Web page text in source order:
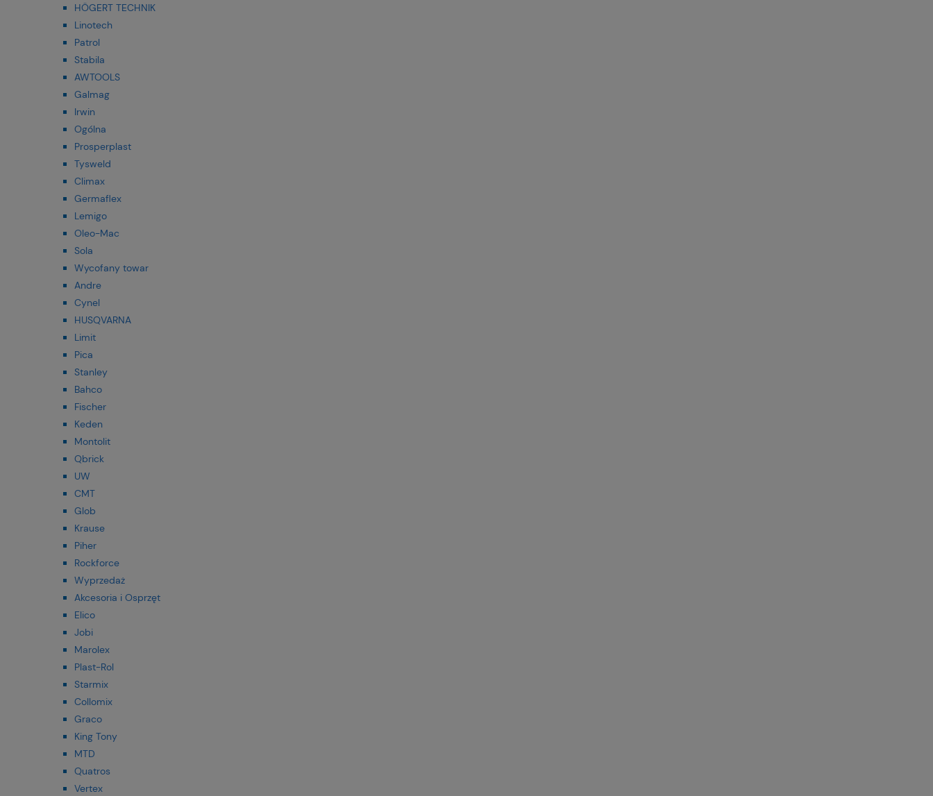
HÖGERT TECHNIK
Linotech
Patrol
Stabila
AWTOOLS
Galmag
Irwin
Ogólna
Prosperplast
Tysweld
Climax
Germaflex
Lemigo
Oleo-Mac
Sola
Wycofany towar
Andre
Cynel
HUSQVARNA
Limit
Pica
Stanley
Bahco
Fischer
Keden
Montolit
Qbrick
UW
CMT
Glob
Krause
Piher
Rockforce
Wyprzedaż
Akcesoria i Osprzęt
Elico
Jobi
Marolex
Plast-Rol
Starmix
Collomix
Graco
King Tony
MTD
Quatros
Vertex